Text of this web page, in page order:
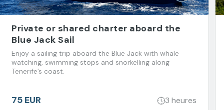
Private or shared charter aboard the
Blue Jack Sail
Enjoy a sailing trip aboard the Blue Jack with whale
watching, swimming stops and snorkelling along
Tenerife’s coast.
75 EUR 3 heures